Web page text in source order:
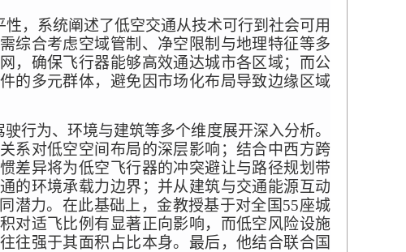
，系统阐述了低空交通从技术可行到社会可用
综合考虑空域管制、净空限制与地理特征等多
，确保飞行器能够高效通达城市各区域；而公
的多元群体，避免因市场化布局导致边缘区域
行为、环境与建筑等多个维度展开深入分析。
系对低空空间布局的深层影响；结合中西方跨
差异将为低空飞行器的冲突避让与路径规划带
的环境承载力边界；并从建筑与交通能源互动
潜力。在此基础上，金教授基于对全国 55座城
对适飞比例有显著正向影响，而低空风险设施
往强于其面积占比本身。最后，他结合联合国